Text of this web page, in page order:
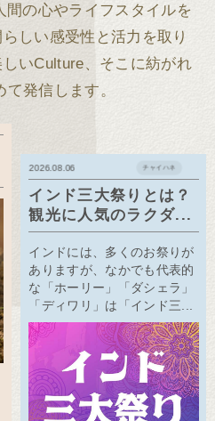
間の心やライフスタイルを
しい感受性と活力を取り
いCulture、そこに紡がれ
発信します。
インド三大祭りとは？
観光に人気のラクダ...
インドには、多くのお祭りが
ありますが、なかでも代表的
な「ホーリー」「ダシェラ」
「ディワリ」は「インド三...
2026.08.06 チャイハネ